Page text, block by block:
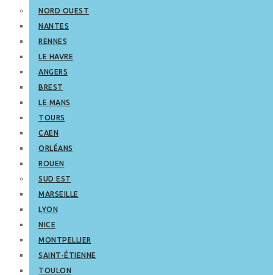
NORD OUEST
NANTES
RENNES
LE HAVRE
ANGERS
BREST
LE MANS
TOURS
CAEN
ORLÉANS
ROUEN
SUD EST
MARSEILLE
LYON
NICE
MONTPELLIER
SAINT-ÉTIENNE
TOULON